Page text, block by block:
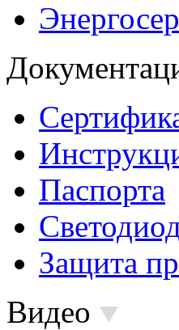
Паспорта
Защита
Видео